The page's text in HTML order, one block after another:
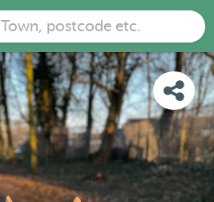
Town, postcode etc.